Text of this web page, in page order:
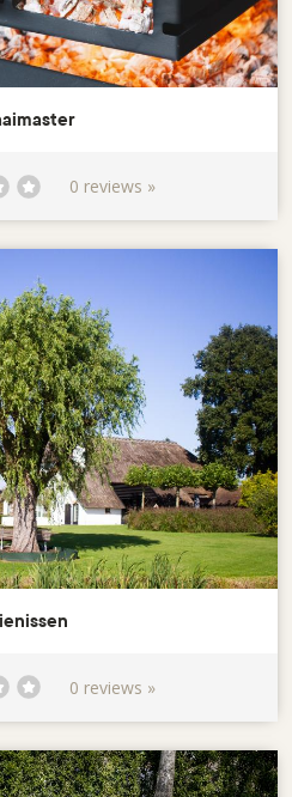
0 reviews »
0 reviews »